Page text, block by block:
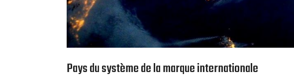
Pays du système de la marque internationale